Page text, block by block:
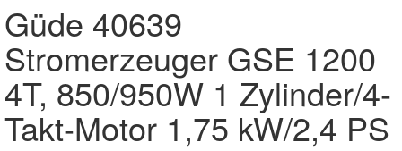
Güde 40639
Stromerzeuger GSE 1200
4T, 850/950W 1 Zylinder/4-
Takt-Motor 1,75 kW/2,4 PS